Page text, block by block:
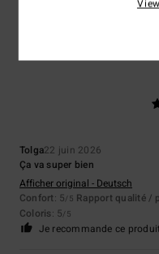
Tolga22 juin 2026
Ça va super bien
Afficher original - Deutsch
Confort: 5/5 Rapport qualité /
Coloris: 5/5
Je recommande ce